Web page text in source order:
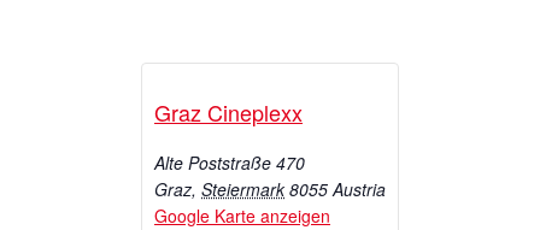
Graz Cineplexx
Alte Poststraße 470
Graz, Steiermark 8055 Austria
Google Karte anzeigen